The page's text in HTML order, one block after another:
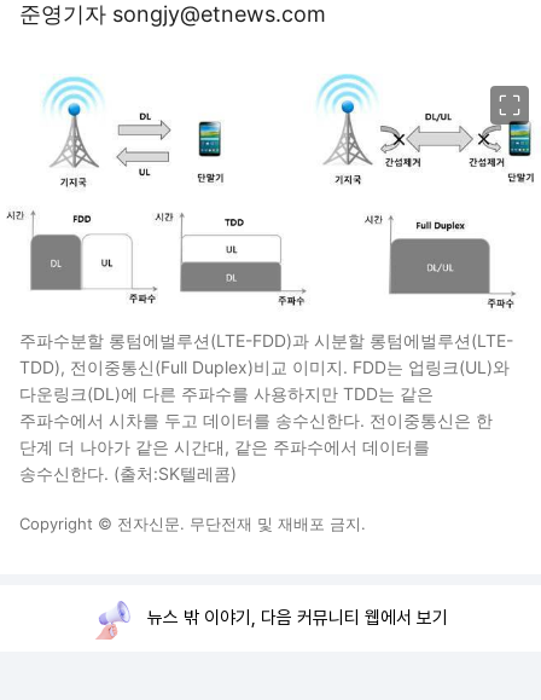
준영기자 songjy@etnews.com
주파수분할 롱텀에벌루션(LTE-FDD)과 시분할 롱텀에벌루션(LTE-
TDD), 전이중통신(Full Duplex)비교 이미지. FDD는 업링크(UL)와
다운링크(DL)에 다른 주파수를 사용하지만 TDD는 같은
주파수에서 시차를 두고 데이터를 송수신한다. 전이중통신은 한
단계 더 나아가 같은 시간대, 같은 주파수에서 데이터를
송수신한다. (출처:SK텔레콤)
Copyright © 전자신문. 무단전재 및 재배포 금지.
뉴스 밖 이야기, 다음 커뮤니티 웹에서 보기